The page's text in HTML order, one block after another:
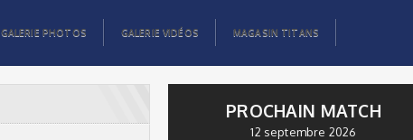
GALERIE PHOTOS GALERIE VIDÉOS MAGASIN TITANS
PROCHAIN MATCH
12 septembre 2026